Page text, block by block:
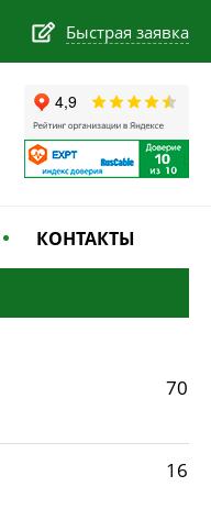
Быстрая заявка
КОНТАКТЫ
70
16